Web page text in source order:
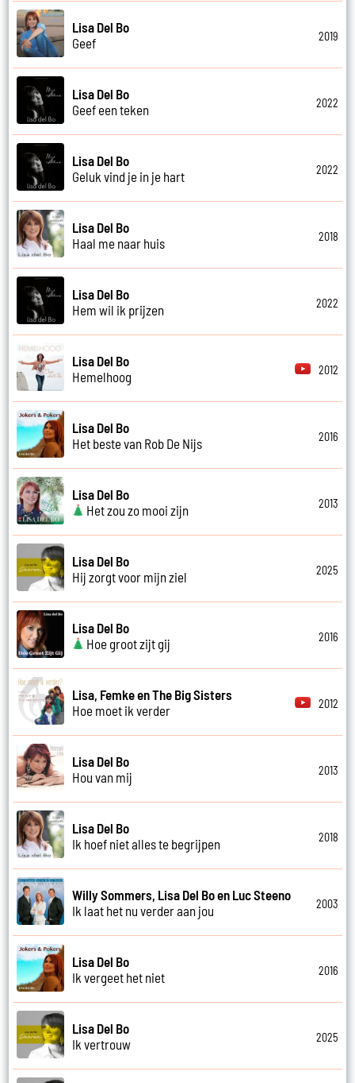
Lisa Del Bo
Geef
2019
Lisa Del Bo
Geef een teken
2022
Lisa Del Bo
Geluk vind je in je hart
2022
Lisa Del Bo
Haal me naar huis
2018
Lisa Del Bo
Hem wil ik prijzen
2022
Lisa Del Bo
Hemelhoog
2012
Lisa Del Bo
Het beste van Rob De Nijs
2016
Lisa Del Bo
Het zou zo mooi zijn
2013
Lisa Del Bo
Hij zorgt voor mijn ziel
2025
Lisa Del Bo
Hoe groot zijt gij
2016
Lisa, Femke en The Big Sisters
Hoe moet ik verder
2012
Lisa Del Bo
Hou van mij
2013
Lisa Del Bo
Ik hoef niet alles te begrijpen
2018
Willy Sommers, Lisa Del Bo en Luc Steeno
Ik laat het nu verder aan jou
2003
Lisa Del Bo
Ik vergeet het niet
2016
Lisa Del Bo
Ik vertrouw
2025